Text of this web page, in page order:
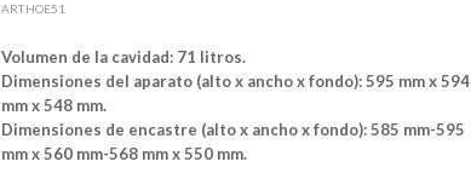
ART.HOE51
Volumen de la cavidad: 71 litros.
Dimensiones del aparato (alto x ancho x fondo): 595 mm x 594
mm x 548 mm.
Dimensiones de encastre (alto x ancho x fondo): 585 mm-595
mm x 560 mm-568 mm x 550 mm.